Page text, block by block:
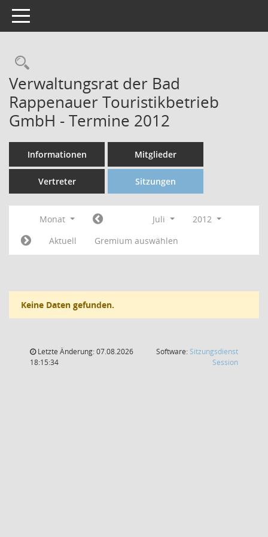
Toggle navigation
Verwaltungsrat der Bad
Rappenauer Touristikbetrieb
GmbH - Termine 2012
Informationen Mitglieder
Vertreter Sitzungen
Monat Juli
2012
Aktuell
Gremium auswählen
Keine Daten gefunden.
Letzte Änderung: 07.08.2026
18:15:34
Software: Sitzungsdienst
Session(Wird in